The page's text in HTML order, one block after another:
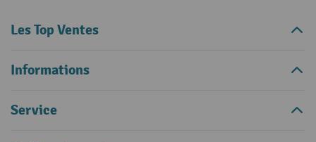
Les Top Ventes
Informations
Service